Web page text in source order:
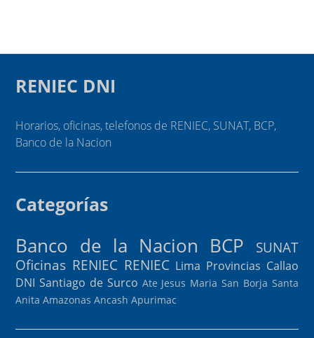
RENIEC DNI
Horarios, oficinas, telefonos de RENIEC, SUNAT, BCP,
Banco de la Nacion
Categorías
Banco de la Nacion BCP
SUNAT
Oficinas RENIEC RENIEC Lima Provincias Callao
DNI Santiago de Surco Ate Jesus Maria San Borja Santa
Anita Amazonas Ancash Apurimac